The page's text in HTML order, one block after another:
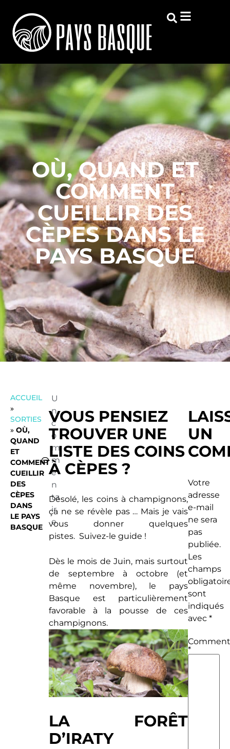
OÙ, QUAND ET
COMMENT
CUEILLIR DES
CÈPES DANS LE
PAYS BASQUE
ACCUEIL
»
SORTIES
» OÙ,
QUAND
ET
COMMENT
CUEILLIR
DES
CÈPES
DANS
LE PAYS
BASQUE
U
n
c
o
m
m
e
n
ta
ir
e
VOUS PENSIEZ
TROUVER UNE
LISTE DES COINS
À CÈPES ?
Désolé, les coins à champignons,
ça ne se révèle pas … Mais je vais
vous donner quelques
pistes. Suivez-le guide !
Dès le mois de Juin, mais surtout
de septembre à octobre (et
même novembre), le pays
Basque est particulièrement
favorable à la pousse de ces
champignons.
LA FORÊT
D’IRATY
UN
Votre
adresse
e-mail
ne sera
pas
publiée.
Les
champs
sont
indiqués
avec *
*